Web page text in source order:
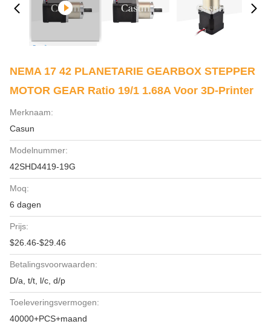
NEMA 17 42 PLANETARIE GEARBOX STEPPER
MOTOR GEAR Ratio 19/1 1.68A Voor 3D-Printer
Merknaam:
Casun
Modelnummer:
42SHD4419-19G
Moq:
6 dagen
Prijs:
$26.46-$29.46
Betalingsvoorwaarden:
D/a, t/t, l/c, d/p
Toeleveringsvermogen:
40000+PCS+maand